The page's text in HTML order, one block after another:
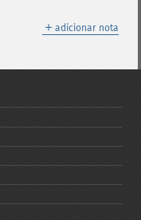
＋ adicionar nota